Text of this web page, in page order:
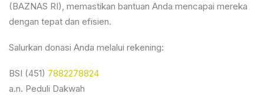
(BAZNAS RI), memastikan bantuan Anda mencapai mereka
dengan tepat dan efisien.
Salurkan donasi Anda melalui rekening:
BSI (451) 7882278824
a.n. Peduli Dakwah